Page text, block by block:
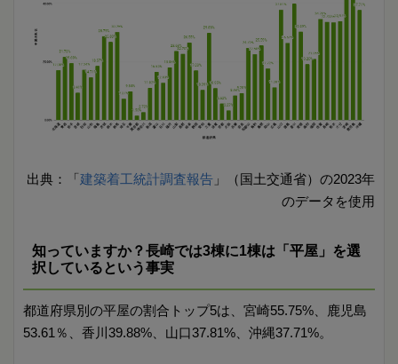
出典：「建築着工統計調査報告 」（国土交通省）の2023年
のデータを使用
知っていますか？長崎では3棟に1棟は「平屋」を選
択しているという事実
都道府県別の平屋の割合トップ5は、宮崎55.75%、鹿児島
53.61％、香川39.88%、山口37.81%、沖縄37.71%。